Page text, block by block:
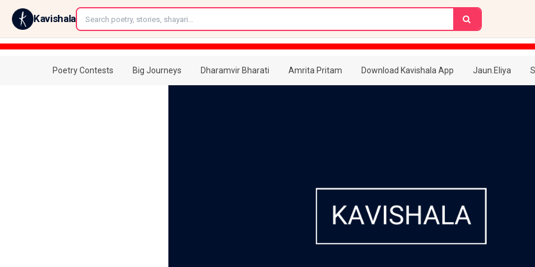
Kavishala
Poetry Contests Big Journeys Dharamvir Bharati Amrita Pritam Download Kavishala App Jaun.Eliya